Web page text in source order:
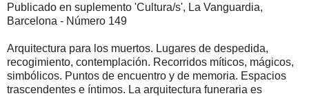
Publicado en suplemento 'Cultura/s', La Vanguardia,
Barcelona - Número 149
Arquitectura para los muertos. Lugares de despedida,
recogimiento, contemplación. Recorridos míticos, mágicos,
simbólicos. Puntos de encuentro y de memoria. Espacios
trascendentes e íntimos. La arquitectura funeraria es